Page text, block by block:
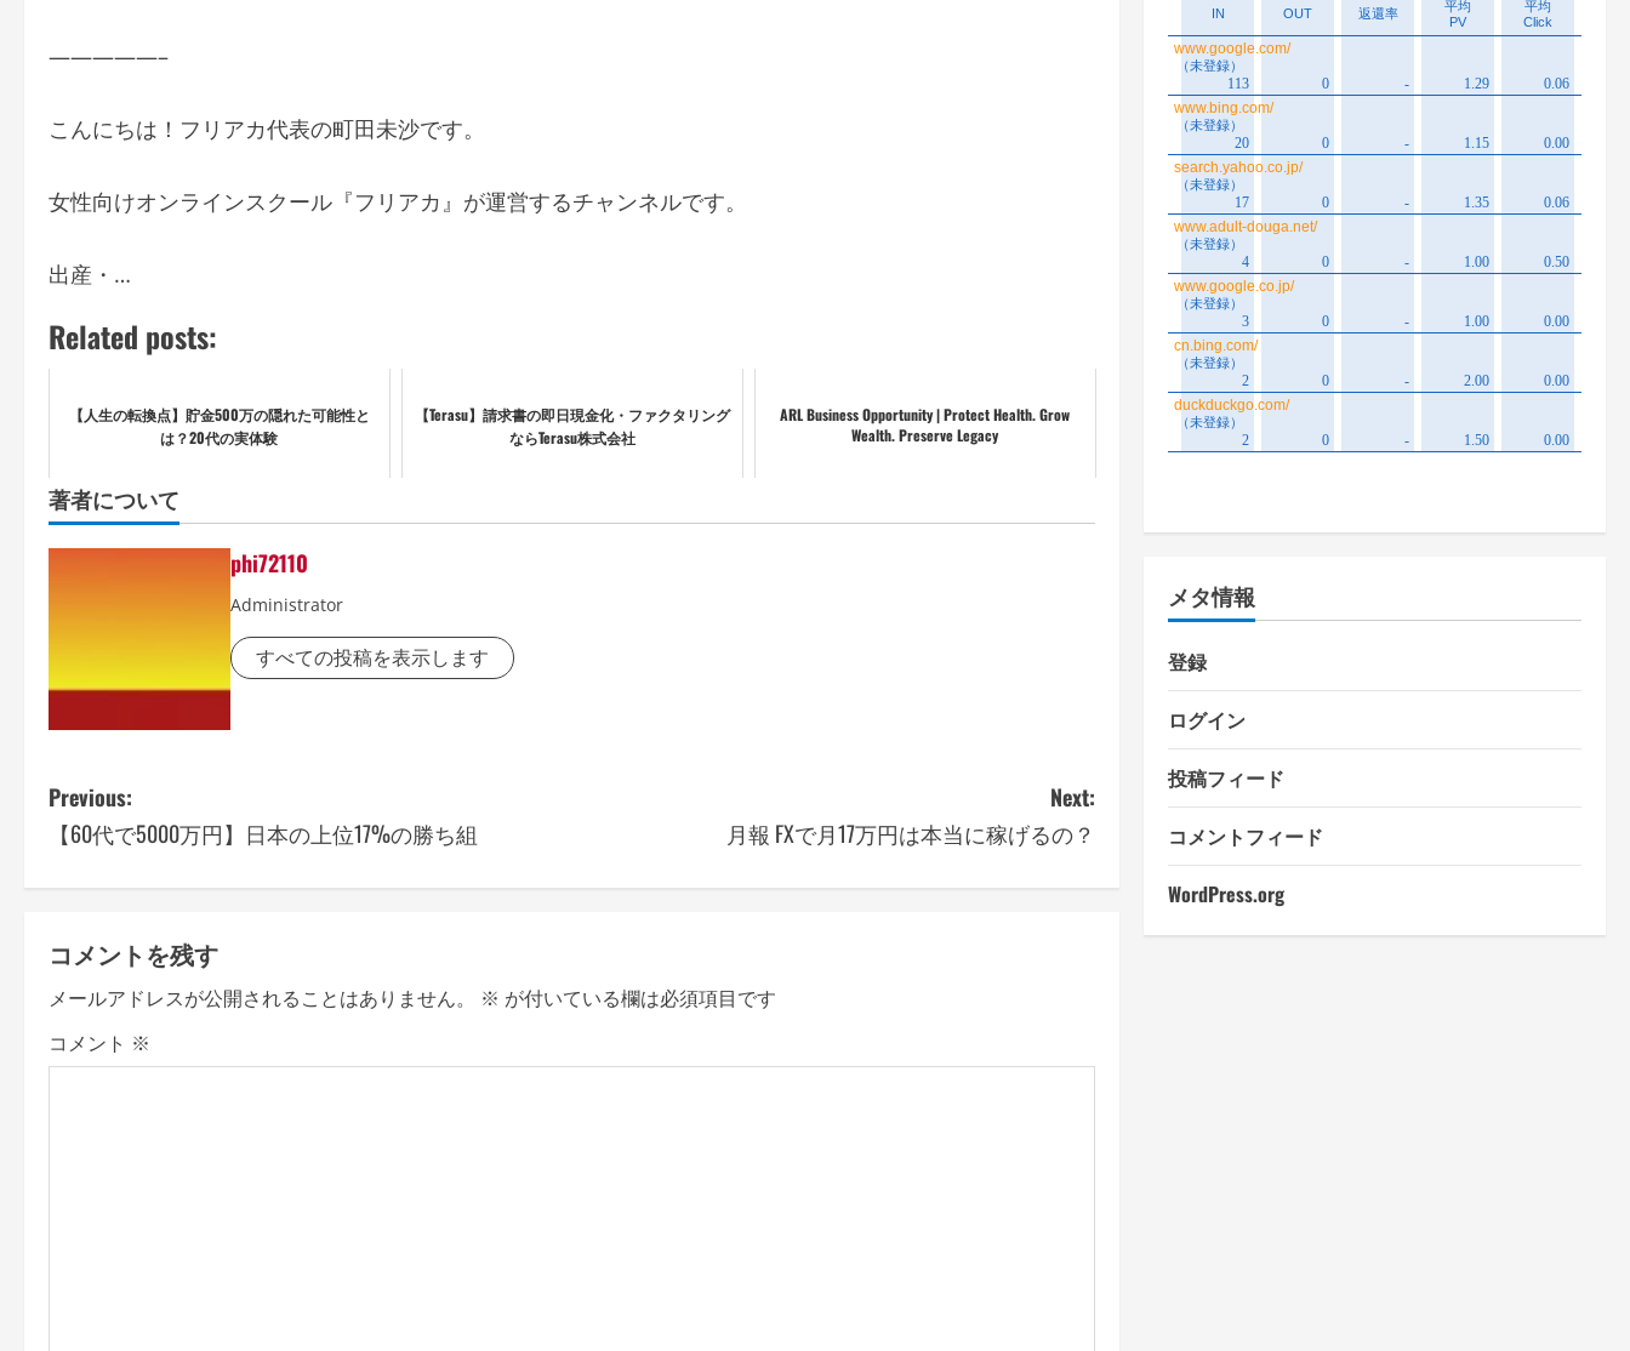
—————–
こんにちは！フリアカ代表の町田未沙です。
女性向けオンラインスクール『フリアカ』が運営するチャンネルです。
出産・…
Related posts:
【人生の転換点】貯金500万の隠れた可能性と
は？20代の実体験
【Terasu】請求書の即日現金化・ファクタリング
ならTerasu株式会社
ARL Business Opportunity | Protect Health. Grow
Wealth. Preserve Legacy
著者について
phi72110
Administrator
すべての投稿を表示します
P
o
s
t
n
a
Previous:
【60代で5000万円】日本の上位17%の勝ち組
Next:
月報 FXで月17万円は本当に稼げるの？
コメントを残す
メールアドレスが公開されることはありません。 ※ が付いている欄は必須項目です
コメント ※
メタ情報
登録
ログイン
投稿フィード
コメントフィード
WordPress.org